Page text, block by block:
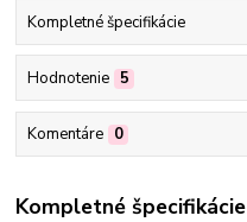
Kompletné špecifikácie
Hodnotenie 5
Komentáre 0
Kompletné špecifikácie